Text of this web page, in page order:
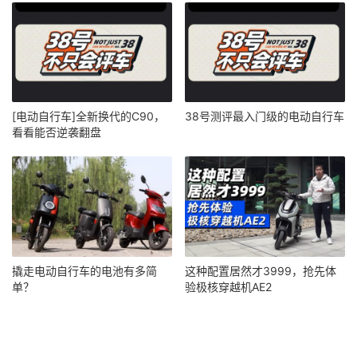
[电动自行车]全新换代的C90，
看看能否逆袭翻盘
38号测评最入门级的电动自行车
撬走电动自行车的电池有多简
单？
这种配置居然才3999，抢先体
验极核穿越机AE2